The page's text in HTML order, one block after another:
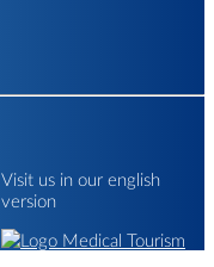
Visit us in our english
version